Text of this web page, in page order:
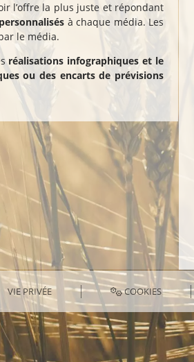
l’offre la plus juste et répondant
à chaque média. Les
le média.
réalisations infographiques et le
ou des encarts de prévisions
VIE PRIVÉE COOKIES